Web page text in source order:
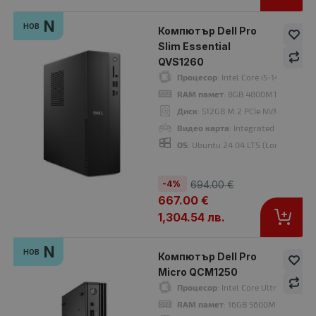
Процесор
RAM памет
: 8192MB DDR4 Onboard
: 256GB M.2 NVMe SSD
OS: Без операционна система. Добавете Windows 11 от опциите.
Гаранция
: 12 месеца
НОВ N
Компютър Dell Pro
Slim Essential
QVS1260
Процесор: Intel Core i5-14400 1.80
RAM памет: 8GB 4800MT/s (1x8GB)
Диск: 512GB M.2 PCIe NVMe SSD
Видео карта: Integrated Intel UHD
OS: Ubuntu 24.04 LTS (Long Term
-4% 694.00 €
667.00 €
1,304.54 лв.
НОВ N
Компютър Dell Pro
Micro QCM1250
Процесор: Intel Core Ultra 5 235Т
RAM памет: 16GB 5600MT/s